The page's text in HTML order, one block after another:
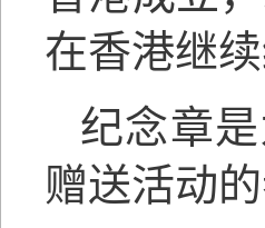
在香港继续
纪念章
赠送活动